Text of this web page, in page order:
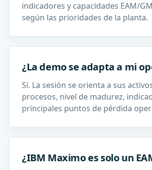
indicadores y capacidades EAM/
según las prioridades de la planta.
¿La demo se adapta a mi
Sí. La sesión se orienta a sus
procesos, nivel de madurez,
principales puntos de pérdida
¿IBM Maximo es solo un